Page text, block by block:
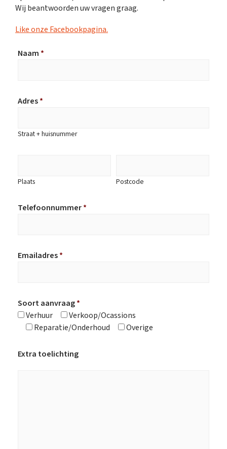
Wij beantwoorden uw vragen graag.
Like onze Facebookpagina.
Naam *
Adres*
Straat + huisnummer
Plaats Postcode
Telefoonnummer*
Emailadres*
Soort aanvraag*
Verhuur
Verkoop/Ocassions
Reparatie/Onderhoud
Overige
Extra toelichting